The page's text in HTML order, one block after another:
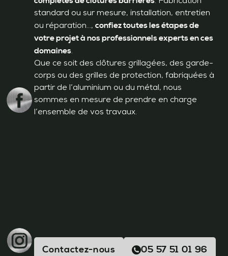
standard ou sur mesure, installation, entretien
ou réparation…,confiez toutes les étapes de
votre projet à nos professionnels experts en ces
domaines.
Que ce soit des clôtures grillagées, des garde-
corps ou des grilles de protection, fabriquées à
partir de l’aluminium ou du métal, nous
sommes en mesure de prendre en charge
l’ensemble de vos travaux.
Contactez-nous 05 57 51 01 96